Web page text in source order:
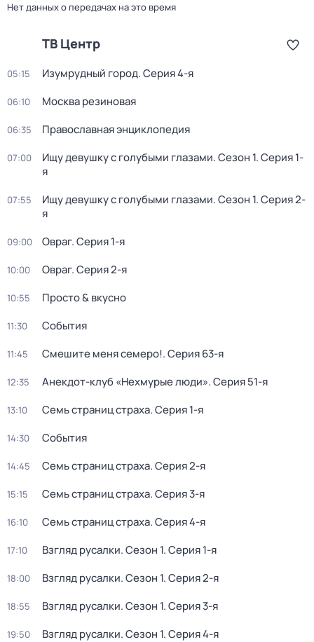
Нет данных о передачах на это время
ТВ Центр
05:15 Изумрудный город. Серия 4-я
06:10 Москва резиновая
06:35 Православная энциклопедия
07:00 Ищу девушку с голубыми глазами. Сезон 1. Серия 1-
я
07:55 Ищу девушку с голубыми глазами. Сезон 1. Серия 2-
я
09:00 Овраг. Серия 1-я
10:00 Овраг. Серия 2-я
10:55 Просто & вкусно
11:30 События
11:45 Смешите меня семеро!. Серия 63-я
12:35 Анекдот-клуб «Нехмурые люди». Серия 51-я
13:10 Семь страниц страха. Серия 1-я
14:30 События
14:45 Семь страниц страха. Серия 2-я
15:15 Семь страниц страха. Серия 3-я
16:10 Семь страниц страха. Серия 4-я
17:10 Взгляд русалки. Сезон 1. Серия 1-я
18:00 Взгляд русалки. Сезон 1. Серия 2-я
18:55 Взгляд русалки. Сезон 1. Серия 3-я
19:50 Взгляд русалки. Сезон 1. Серия 4-я